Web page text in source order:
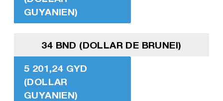
GUYANIEN)
34 BND (DOLLAR DE BRUNEI)
5 201,24 GYD
(DOLLAR
GUYANIEN)